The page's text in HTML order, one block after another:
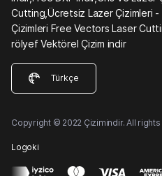
Cutting,Ücretsiz Lazer Çizimleri
Çizimleri Free Vectors Laser
rölyef Vektörel Çizim indir
Türkçe
Copyright © 2022 Çizimindir. All
Logoki